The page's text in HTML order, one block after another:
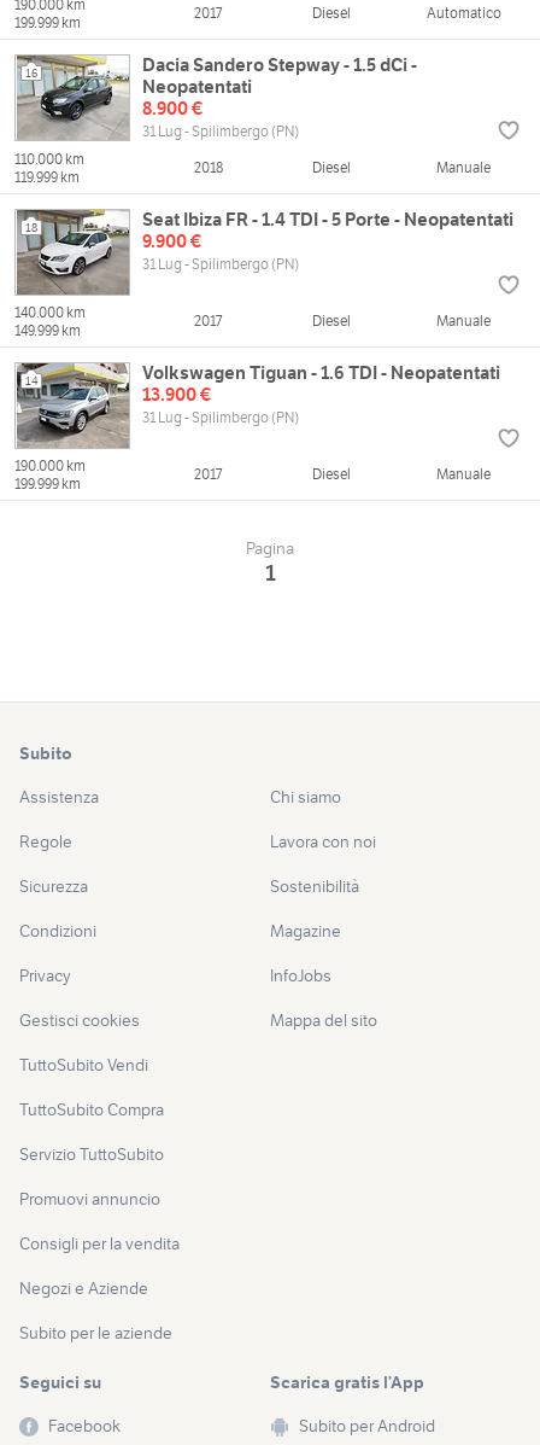
190.000 km
199.999 km
2017 Diesel Automatico
16
Dacia Sandero Stepway - 1.5 dCi -
Neopatentati
8.900 €
31 Lug - Spilimbergo (PN)
110.000 km
119.999 km
2018 Diesel Manuale
18
Seat Ibiza FR - 1.4 TDI - 5 Porte - Neopatentati
9.900 €
31 Lug - Spilimbergo (PN)
140.000 km
149.999 km
2017 Diesel Manuale
14
Volkswagen Tiguan - 1.6 TDI - Neopatentati
13.900 €
31 Lug - Spilimbergo (PN)
190.000 km
199.999 km
2017 Diesel Manuale
Pagina
1
Subito
Assistenza
Regole
Sicurezza
Condizioni
Privacy
Gestisci cookies
TuttoSubito Vendi
TuttoSubito Compra
Servizio TuttoSubito
Promuovi annuncio
Consigli per la vendita
Negozi e Aziende
Subito per le aziende
Chi siamo
Lavora con noi
Sostenibilità
Magazine
InfoJobs
Mappa del sito
Seguici su
Facebook
Scarica gratis l’App
Subito per Android